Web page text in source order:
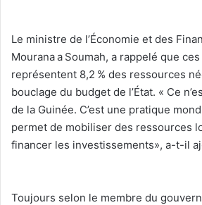
‎Le ministre de l’Économie et des
Mourana a Soumah, a rappelé que
représentent 8,2 % des ressources
bouclage du budget de l’État. « Ce
de la Guinée. C’est une pratique
permet de mobiliser des ressources
financer les investissements», a-t-il
‎Toujours selon le membre du